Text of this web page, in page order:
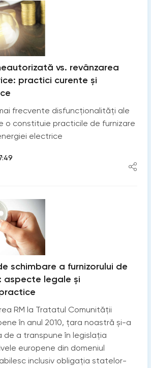
vs. revânzarea
practici curente și
frecvente disfuncționalități ale
o constituie practicile de furnizare
electrice
schimbare a furnizorului de
aspecte legale și
RM la Tratatul Comunității
în anul 2010, țara noastră și-a
de a transpune în legislația
europene din domeniul
inclusiv obligația statelor-